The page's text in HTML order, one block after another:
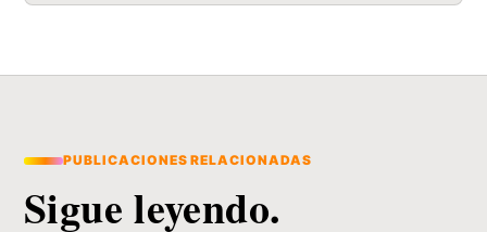
PUBLICACIONES RELACIONADAS
Sigue leyendo.